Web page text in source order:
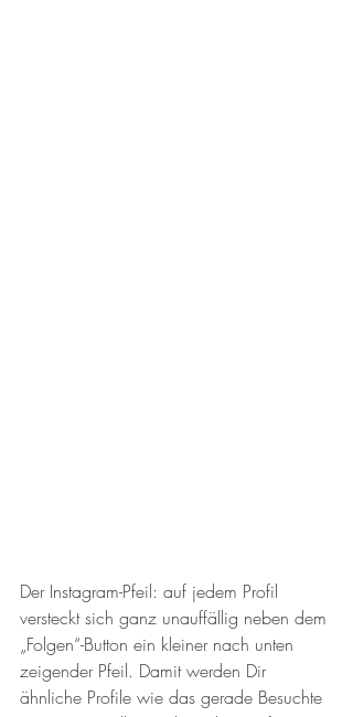
Der Instagram-Pfeil: auf jedem Profil
versteckt sich ganz unauffällig neben dem
„Folgen“-Button ein kleiner nach unten
zeigender Pfeil. Damit werden Dir
ähnliche Profile wie das gerade Besuchte